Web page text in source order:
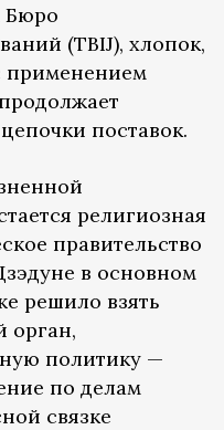
Бюро
(TBIJ), хлопок,
применением
поставок.
религиозная
правительство
в основном
решило взять
орган,
политику —
по делам
связке